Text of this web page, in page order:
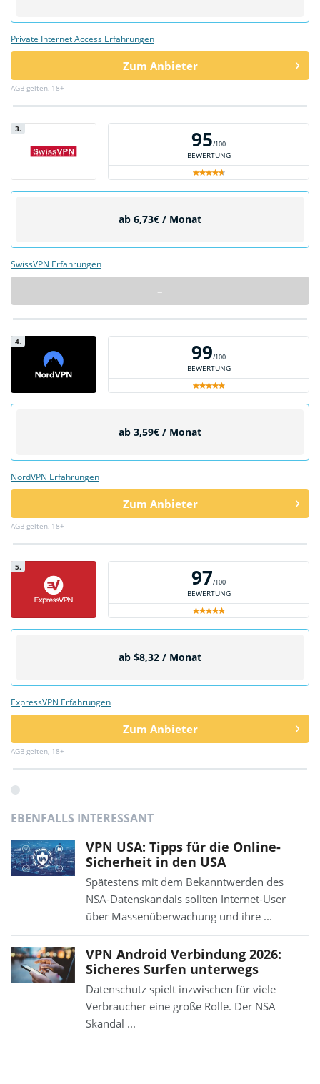
Private Internet Access Erfahrungen
Zum Anbieter
AGB gelten, 18+
3. 95/100
BEWERTUNG
ab 6,73€ / Monat
SwissVPN Erfahrungen
–
4. 99/100
BEWERTUNG
ab 3,59€ / Monat
NordVPN Erfahrungen
Zum Anbieter
AGB gelten, 18+
5. 97/100
BEWERTUNG
ab $8,32 / Monat
ExpressVPN Erfahrungen
Zum Anbieter
AGB gelten, 18+
EBENFALLS INTERESSANT
VPN USA: Tipps für die Online-
Sicherheit in den USA
Spätestens mit dem Bekanntwerden des
NSA-Datenskandals sollten Internet-User
über Massenüberwachung und ihre ...
VPN Android Verbindung 2026:
Sicheres Surfen unterwegs
Datenschutz spielt inzwischen für viele
Verbraucher eine große Rolle. Der NSA
Skandal ...